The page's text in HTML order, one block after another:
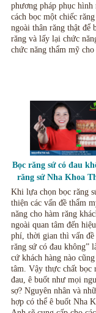
phương pháp phục hình
cách bọc một chiếc răng
ngoài thân răng thật để
răng và lấy lại chức
chức năng thẩm mỹ cho
Bọc răng sứ có đau
răng sứ Nha Khoa
Thái Nguyên.
Khi lựa chọn bọc răng
thiện các vấn đề thẩm
năng cho hàm răng
ngoài quan tâm đến
phí, thời gian thì vấn đề
răng sứ có đau không”
cứ khách hàng nào cũng
tâm. Vậy thực chất bọc
đau, ê buốt như mọi
sợ? Nguyên nhân và
hợp có thể ê buốt Nha